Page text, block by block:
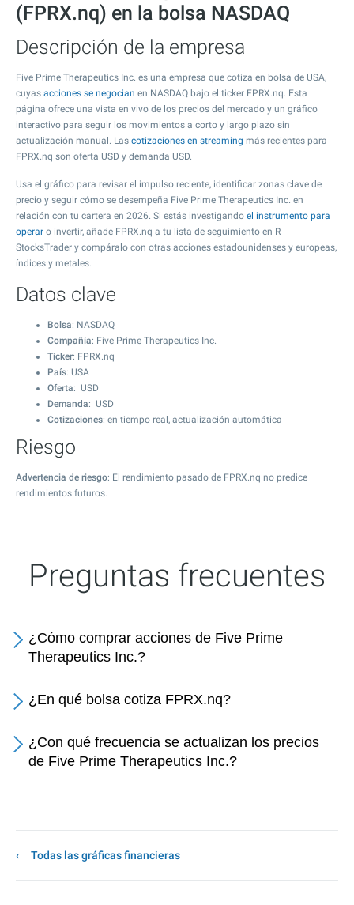
(FPRX.nq) en la bolsa NASDAQ
Descripción de la empresa
Five Prime Therapeutics Inc. es una empresa que cotiza en bolsa de USA,
cuyas acciones se negocian en NASDAQ bajo el ticker FPRX.nq. Esta
página ofrece una vista en vivo de los precios del mercado y un gráfico
interactivo para seguir los movimientos a corto y largo plazo sin
actualización manual. Las cotizaciones en streaming más recientes para
FPRX.nq son oferta USD y demanda USD.
Usa el gráfico para revisar el impulso reciente, identificar zonas clave de
precio y seguir cómo se desempeña Five Prime Therapeutics Inc. en
relación con tu cartera en 2026. Si estás investigando el instrumento para
operar o invertir, añade FPRX.nq a tu lista de seguimiento en R
StocksTrader y compáralo con otras acciones estadounidenses y europeas,
índices y metales.
Datos clave
Bolsa: NASDAQ
Compañía: Five Prime Therapeutics Inc.
Ticker: FPRX.nq
País: USA
Oferta: USD
Demanda: USD
Cotizaciones: en tiempo real, actualización automática
Riesgo
Advertencia de riesgo: El rendimiento pasado de FPRX.nq no predice
rendimientos futuros.
Preguntas frecuentes
¿Cómo comprar acciones de Five Prime
Therapeutics Inc.?
¿En qué bolsa cotiza FPRX.nq?
¿Con qué frecuencia se actualizan los precios
de Five Prime Therapeutics Inc.?
Todas las gráficas financieras